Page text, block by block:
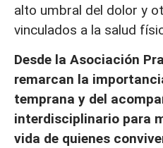
alto umbral del dolor y
vinculados a la salud
Desde la Asociación
remarcan la
temprana y del
interdisciplinario para
vida de quienes